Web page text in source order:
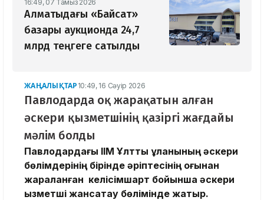
16:49, 07 Тамыз 2026
Алматыдағы «Байсат»
базары аукционда 24,7
млрд теңгеге сатылды
ЖАҢАЛЫҚТАР 10:49, 16 Сәуір 2026
Павлодарда оқ жарақатын алған
әскери қызметшінің қазіргі жағдайы
мәлім болды
Павлодардағы ІІМ Ұлттық ұланының әскери
бөлімдерінің бірінде әріптесінің оғынан
жараланған келісімшарт бойынша әскери
қызметші жансақтау бөлімінде жатыр.